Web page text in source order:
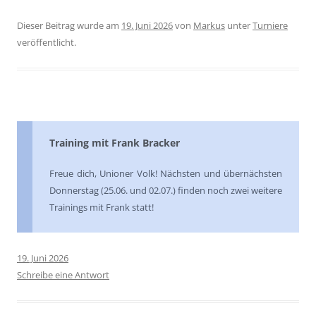
Dieser Beitrag wurde am 19. Juni 2026von Markus unterTurniere
veröffentlicht.
Training mit Frank Bracker
Freue dich, Unioner Volk! Nächsten und übernächsten
Donnerstag (25.06. und 02.07.) finden noch zwei weitere
Trainings mit Frank statt!
19. Juni 2026
Schreibe eine Antwort